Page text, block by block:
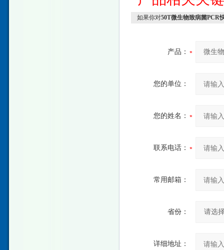
如果你对50T微生物致病菌PCR
产品：
您的单位：
您的姓名：
联系电话：
常用邮箱：
省份：
详细地址：